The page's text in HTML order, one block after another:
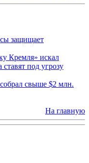
защищает
Кремля» искал
под угрозу
свыше $2 млн.
На главную